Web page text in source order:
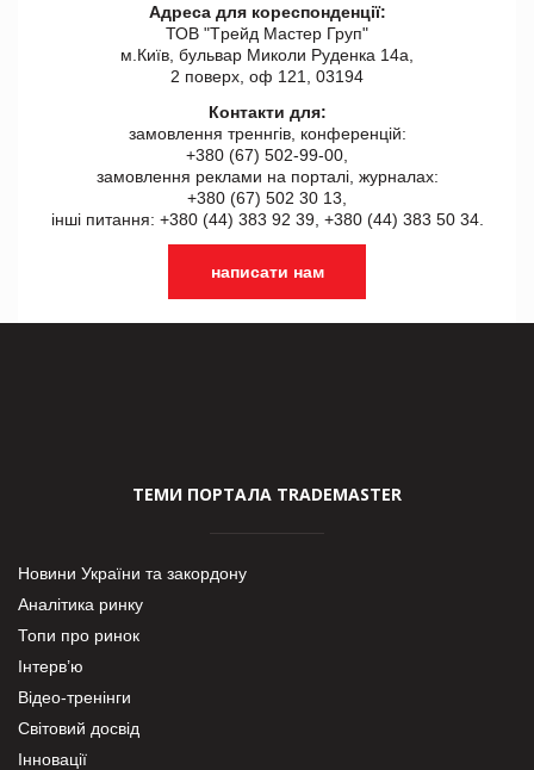
Адреса для кореспонденції:
ТОВ "Tрейд Мастер Груп"
м.Київ, бульвар Миколи Руденка 14а,
2 поверх, оф 121, 03194
Контакти для:
замовлення треннгів, конференцій:
+380 (67) 502-99-00,
замовлення реклами на порталі, журналах:
+380 (67) 502 30 13,
інші питання: +380 (44) 383 92 39, +380 (44) 383 50 34.
написати нам
ТЕМИ ПОРТАЛА TRADEMASTER
Новини України та закордону
Аналітика ринку
Топи про ринок
Інтерв’ю
Відео-тренінги
Світовий досвід
Інновації